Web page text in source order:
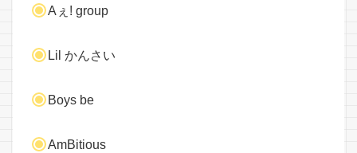
Aぇ! group
Lil かんさい
Boys be
AmBitious